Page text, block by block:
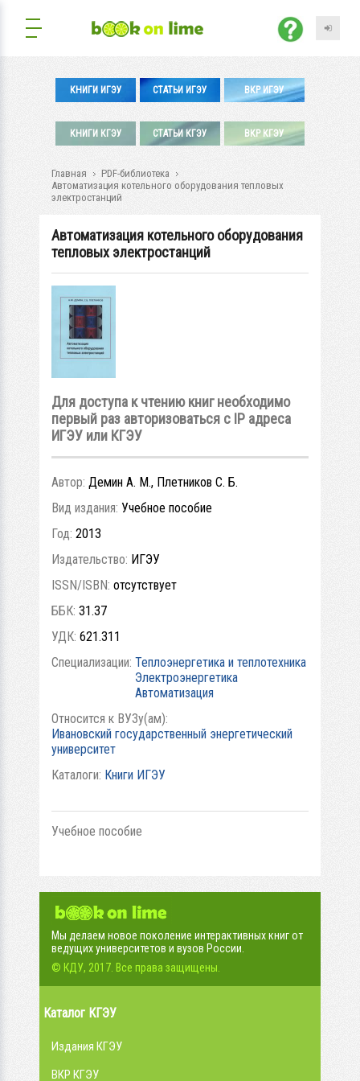
КНИГИ ИГЭУ СТАТЬИ ИГЭУ ВКР ИГЭУ
КНИГИ КГЭУ СТАТЬИ КГЭУ ВКР КГЭУ
Главная
PDF-библиотека
Автоматизация котельного оборудования тепловых
электростанций
Автоматизация котельного оборудования
тепловых электростанций
Для доступа к чтению книг необходимо
первый раз авторизоваться с IP адреса
ИГЭУ или КГЭУ
Автор: Демин А. М., Плетников С. Б.
Вид издания: Учебное пособие
Год: 2013
Издательство: ИГЭУ
ISSN/ISBN: отсутствует
ББК: 31.37
УДК: 621.311
Специализации: Теплоэнергетика и теплотехника
Электроэнергетика
Автоматизация
Относится к ВУЗу(ам):
Ивановский государственный энергетический
университет
Каталоги: Книги ИГЭУ
Учебное пособие
Мы делаем новое поколение интерактивных книг от
ведущих университетов и вузов России.
© КДУ, 2017. Все права защищены.
Каталог КГЭУ
Издания КГЭУ
ВКР КГЭУ